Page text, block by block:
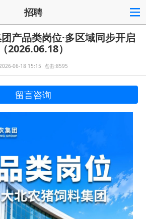
招聘
产品类岗位·多区域同步开启
（2026.06.18）
06-18 15:15 点击:8595
留言咨询